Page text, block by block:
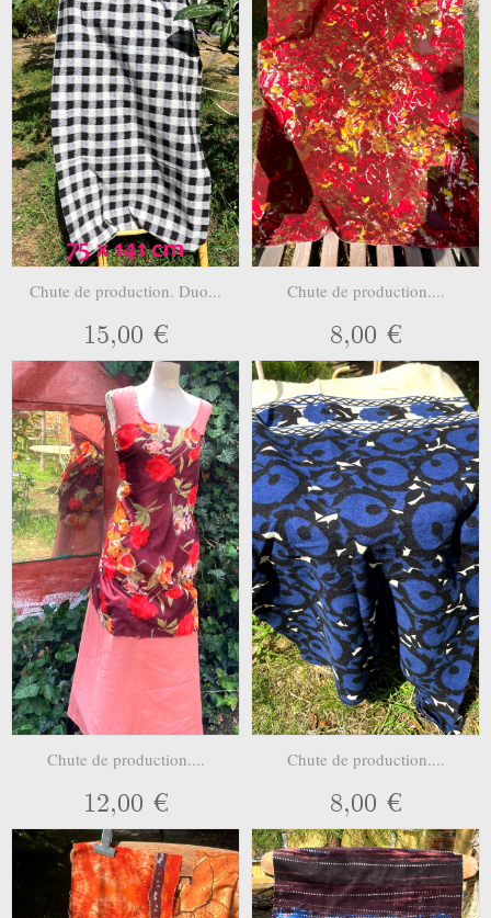
Chute de production. Duo...
15,00 €
Chute de production....
8,00 €
Chute de production....
12,00 €
Chute de production....
8,00 €